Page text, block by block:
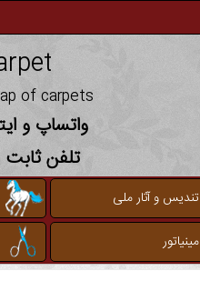
of carpets
واتساپ و ایتا
تلفن ثابت 52231255 - 041
تندیس و آثار ملی
مینیاتور